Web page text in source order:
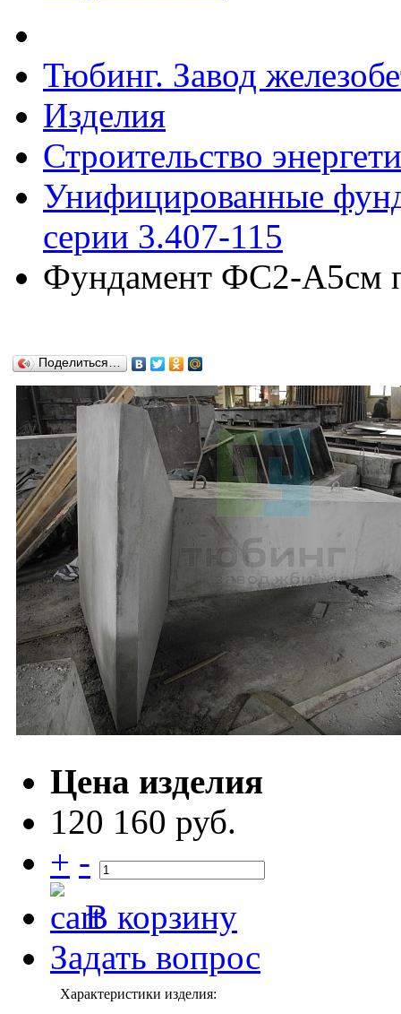
Тюбинг. Завод
Изделия
Строительство
Унифицированные
серии 3.407-115
Фундамент ФС2-А5см
Поделиться…
Цена изделия
120 160 руб.
+ -
В корзину
Задать вопрос
Характеристики изделия: